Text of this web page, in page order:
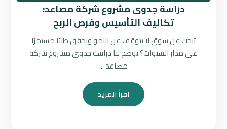
دراسة جدوى مشروع شركة مصاعد:
تكاليف التأسيس وفرص الربح
تبحث عن سوق لا يتوقف عن النمو ويحقق طلبًا مستمرًا
على مدار السنوات؟ توضح لنا دراسة جدوى مشروع شركة
مصاعد ...
اقرأ المزيد